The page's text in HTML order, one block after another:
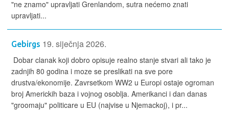
"ne znamo" upravljati Grenlandom, sutra nećemo znati
upravljati...
Gebirgs 19. siječnja 2026.
Dobar clanak koji dobro opisuje realno stanje stvari ali tako je
zadnjih 80 godina i moze se preslikati na sve pore
drustva/ekonomije. Zavrsetkom WW2 u Europi ostaje ogroman
broj Americkih baza i vojnog osoblja. Amerikanci i dan danas
"groomaju" politicare u EU (najvise u Njemackoj), i pr...